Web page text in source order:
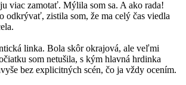
viac zamotať. Mýlila som sa. A ako rada!
odkrývať, zistila som, že ma celý čas viedla
linka. Bola skôr okrajová, ale veľmi
som netušila, s kým hlavná hrdinka
bez explicitných scén, čo ja vždy ocením.